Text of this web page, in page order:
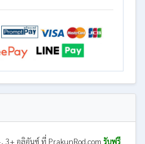
3+ อลิอันซ์ ที่ PrakunRod.com รับฟรี